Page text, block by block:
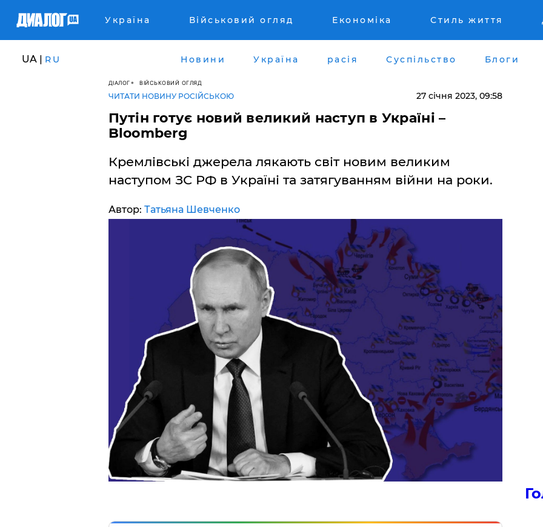
Україна Військовий огляд Економіка Стиль життя
UA | RU Новини Україна расія Суспільство Блоги
ДІАЛОГ ВІЙСЬКОВИЙ ОГЛЯД
ЧИТАТИ НОВИНУ РОСІЙСЬКОЮ 27 січня 2023, 09:58
Путін готує новий великий наступ в Україні –
Bloomberg
Кремлівські джерела лякають світ новим великим
наступом ЗС РФ в Україні та затягуванням війни на роки.
Автор: Татьяна Шевченко